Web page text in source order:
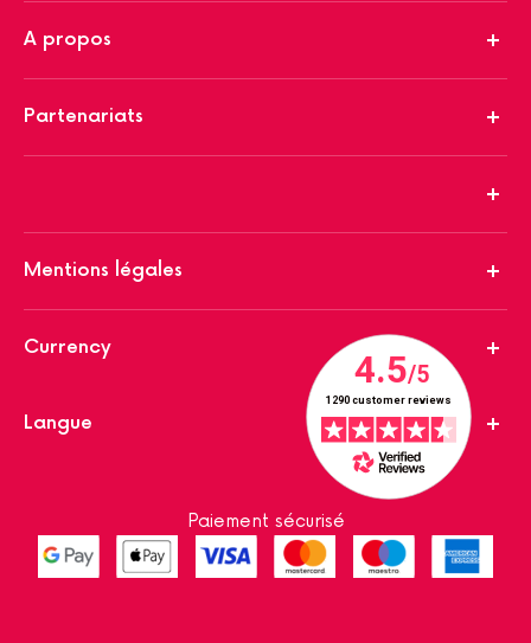
A propos
Partenariats
Mentions légales
Currency
Langue
Paiement sécurisé